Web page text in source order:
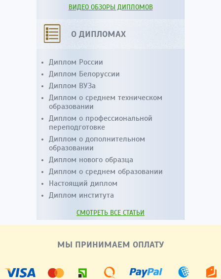
ВИДЕО ОБЗОРЫ ДИПЛОМОВ
О ДИПЛОМАХ
Диплом России
Диплом Белоруссии
Диплом ВУЗа
Диплом о среднем техническом
образовании
Диплом о профессиональной
переподготовке
Диплом о дополнительном
образовании
Диплом нового образца
Диплом о среднем образовании
Настоящий диплом
Диплом института
СМОТРЕТЬ ВСЕ СТАТЬИ
МЫ ПРИНИМАЕМ ОПЛАТУ